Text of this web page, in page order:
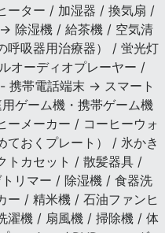
ーター / 加湿器 / 換気扇 /
除湿機 / 給茶機 / 空気清
呼吸器用治療器） / 蛍光灯
オーディオプレーヤー /
携帯電話端末 → スマート
ゲーム機・携帯ゲーム機
ーメーカー / コーヒーウォ
ておくプレート） / 氷かき
トカセット / 散髪器具 /
リマー / 除湿機 / 食器洗
/ 精米機 / 石油ファンヒ
濯機 / 扇風機 / 掃除機 / 体